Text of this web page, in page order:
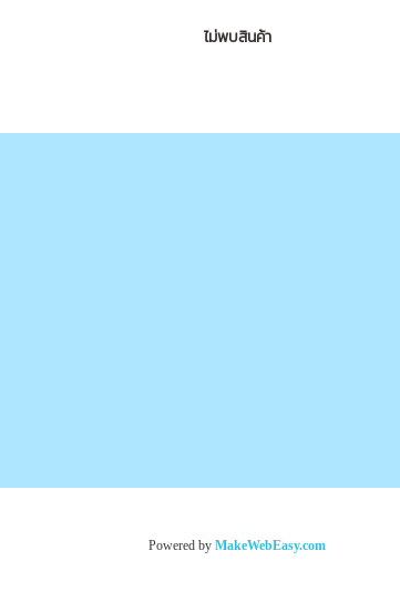
ไม่พบสินค้า
Powered by MakeWebEasy.com